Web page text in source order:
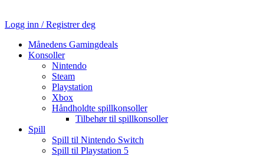
Logg inn / Registrer deg
Månedens Gamingdeals
Konsoller
Nintendo
Steam
Playstation
Xbox
Håndholdte spillkonsoller
Tilbehør til spillkonsoller
Spill
Spill til Nintendo Switch
Spill til Playstation 5